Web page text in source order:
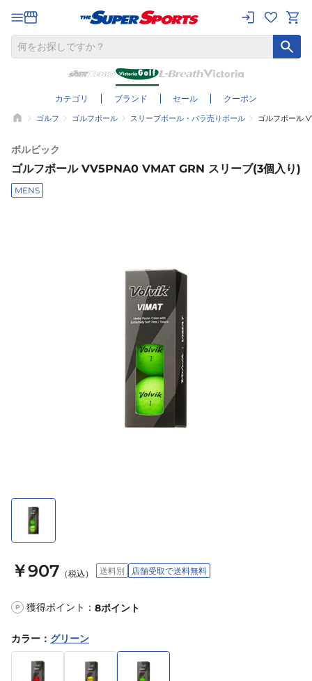
カテゴリ ブランド セール クーポン
ゴルフ ゴルフボール スリーブボール・バラ売りボール ゴルフボール
ボルビック
ゴルフボール VV5PNA0 VMAT GRN スリーブ(3個入り)
MENS
￥907 （税込） 送料別 店舗受取で送料無料
P 獲得ポイント： 8ポイント
カラー ： グリーン